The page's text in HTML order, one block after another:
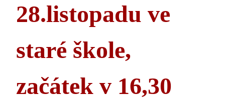
28.listopadu ve
staré škole,
začátek v 16,30